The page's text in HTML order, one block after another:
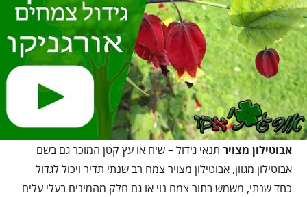
אבוטילון מצויר תנאי גידול – שיח או עץ קטן המוכר גם בשם
אבוטילון מגוון, אבוטילון מצויר צמח רב שנתי תדיר ויכול לגדול
כחד שנתי, משמש בתור צמח נוי או גם חלק מהמינים בעלי עלים